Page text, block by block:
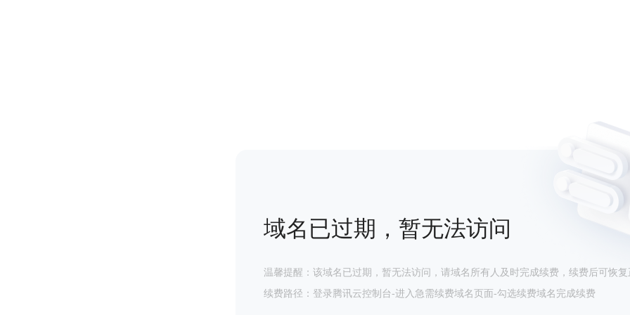
域名已过期，暂无法访问
温馨提醒：该域名已过期，暂无法访问，请域名所有人及时完成续费，续费后可恢复
续费路径：登录腾讯云控制台-进入急需续费域名页面-勾选续费域名完成续费